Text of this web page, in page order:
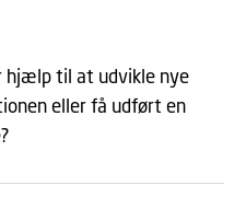
hjælp til at udvikle nye
eller få udført en